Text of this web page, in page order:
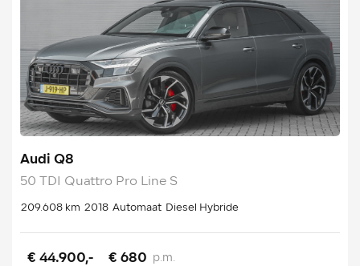
Audi Q8
50 TDI Quattro Pro Line S
209.608 km 2018 Automaat Diesel Hybride
€ 44.900,- € 680 p.m.